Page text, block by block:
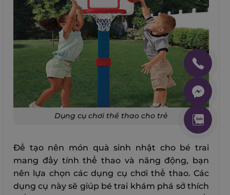
Dụng cụ chơi thể thao cho trẻ
Để tạo nên món quà sinh nhật cho bé trai
mang đầy tính thể thao và năng động, bạn
nên lựa chọn các dụng cụ chơi thể thao. Các
dụng cụ này sẽ giúp bé trai khám phá sở thích